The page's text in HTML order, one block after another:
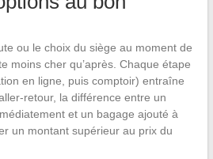
ou le choix du siège au moment de
moins cher qu’après. Chaque étape
en ligne, puis comptoir) entraîne
retour, la différence entre un
et un bagage ajouté à
un montant supérieur au prix du